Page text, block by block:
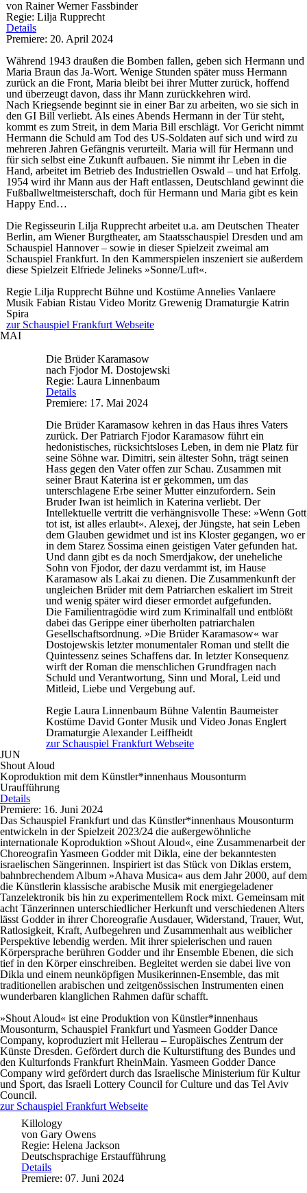
von Rainer Werner Fassbinder
Regie: Lilja Rupprecht
Details
Premiere: 20. April 2024
Während 1943 draußen die Bomben fallen, geben sich Hermann und
Maria Braun das Ja-Wort. Wenige Stunden später muss Hermann
zurück an die Front, Maria bleibt bei ihrer Mutter zurück, hoffend
und überzeugt davon, dass ihr Mann zurückkehren wird.
Nach Kriegsende beginnt sie in einer Bar zu arbeiten, wo sie sich in
den GI Bill verliebt. Als eines Abends Hermann in der Tür steht,
kommt es zum Streit, in dem Maria Bill erschlägt. Vor Gericht nimmt
Hermann die Schuld am Tod des US-Soldaten auf sich und wird zu
mehreren Jahren Gefängnis verurteilt. Maria will für Hermann und
für sich selbst eine Zukunft aufbauen. Sie nimmt ihr Leben in die
Hand, arbeitet im Betrieb des Industriellen Oswald – und hat Erfolg.
1954 wird ihr Mann aus der Haft entlassen, Deutschland gewinnt die
Fußballweltmeisterschaft, doch für Hermann und Maria gibt es kein
Happy End…
Die Regisseurin Lilja Rupprecht arbeitet u.a. am Deutschen Theater
Berlin, am Wiener Burgtheater, am Staatsschauspiel Dresden und am
Schauspiel Hannover – sowie in dieser Spielzeit zweimal am
Schauspiel Frankfurt. In den Kammerspielen inszeniert sie außerdem
diese Spielzeit Elfriede Jelineks »Sonne/Luft«.
RegieLilja Rupprecht Bühne und KostümeAnnelies Vanlaere
Musik Fabian Ristau VideoMoritz Grewenig DramaturgieKatrin
Spira
zur Schauspiel Frankfurt Webseite
MAI
Die Brüder Karamasow
nach Fjodor M. Dostojewski
Regie: Laura Linnenbaum
Details
Premiere: 17. Mai 2024
Die Brüder Karamasow kehren in das Haus ihres Vaters
zurück. Der Patriarch Fjodor Karamasow führt ein
hedonistisches, rücksichtsloses Leben, in dem nie Platz für
seine Söhne war. Dimitri, sein ältester Sohn, trägt seinen
Hass gegen den Vater offen zur Schau. Zusammen mit
seiner Braut Katerina ist er gekommen, um das
unterschlagene Erbe seiner Mutter einzufordern. Sein
Bruder Iwan ist heimlich in Katerina verliebt. Der
Intellektuelle vertritt die verhängnisvolle These: »Wenn Gott
tot ist, ist alles erlaubt«. Alexej, der Jüngste, hat sein Leben
dem Glauben gewidmet und ist ins Kloster gegangen, wo er
in dem Starez Sossima einen geistigen Vater gefunden hat.
Und dann gibt es da noch Smerdjakow, der uneheliche
Sohn von Fjodor, der dazu verdammt ist, im Hause
Karamasow als Lakai zu dienen. Die Zusammenkunft der
ungleichen Brüder mit dem Patriarchen eskaliert im Streit
und wenig später wird dieser ermordet aufgefunden.
Die Familientragödie wird zum Kriminalfall und entblößt
dabei das Gerippe einer überholten patriarchalen
Gesellschaftsordnung. »Die Brüder Karamasow« war
Dostojewskis letzter monumentaler Roman und stellt die
Quintessenz seines Schaffens dar. In letzter Konsequenz
wirft der Roman die menschlichen Grundfragen nach
Schuld und Verantwortung, Sinn und Moral, Leid und
Mitleid, Liebe und Vergebung auf.
Regie Laura LinnenbaumBühneValentin Baumeister
Kostüme David GonterMusik und Video Jonas Englert
Dramaturgie Alexander Leiffheidt
zur Schauspiel Frankfurt Webseite
JUN
Shout Aloud
Koproduktion mit dem Künstler*innenhaus Mousonturm
Uraufführung
Details
Premiere: 16. Juni 2024
Das Schauspiel Frankfurt und das Künstler*innenhaus Mousonturm
entwickeln in der Spielzeit 2023/24 die außergewöhnliche
internationale Koproduktion »Shout Aloud«, eine Zusammenarbeit der
Choreografin Yasmeen Godder mit Dikla, eine der bekanntesten
israelischen Sängerinnen. Inspiriert ist das Stück von Diklas erstem,
bahnbrechendem Album »Ahava Musica« aus dem Jahr 2000, auf dem
die Künstlerin klassische arabische Musik mit energiegeladener
Tanzelektronik bis hin zu experimentellem Rock mixt. Gemeinsam mit
acht Tänzerinnen unterschiedlicher Herkunft und verschiedenen Alters
lässt Godder in ihrer Choreografie Ausdauer, Widerstand, Trauer, Wut,
Ratlosigkeit, Kraft, Aufbegehren und Zusammenhalt aus weiblicher
Perspektive lebendig werden. Mit ihrer spielerischen und rauen
Körpersprache berühren Godder und ihr Ensemble Ebenen, die sich
tief in den Körper einschreiben. Begleitet werden sie dabei live von
Dikla und einem neunköpfigen Musikerinnen-Ensemble, das mit
traditionellen arabischen und zeitgenössischen Instrumenten einen
wunderbaren klanglichen Rahmen dafür schafft.
»Shout Aloud« ist eine Produktion von Künstler*innenhaus
Mousonturm, Schauspiel Frankfurt und Yasmeen Godder Dance
Company, koproduziert mit Hellerau – Europäisches Zentrum der
Künste Dresden. Gefördert durch die Kulturstiftung des Bundes und
den Kulturfonds Frankfurt RheinMain. Yasmeen Godder Dance
Company wird gefördert durch das Israelische Ministerium für Kultur
und Sport, das Israeli Lottery Council for Culture und das Tel Aviv
Council.
zur Schauspiel Frankfurt Webseite
Killology
von Gary Owens
Regie: Helena Jackson
Deutschsprachige Erstaufführung
Details
Premiere: 07. Juni 2024